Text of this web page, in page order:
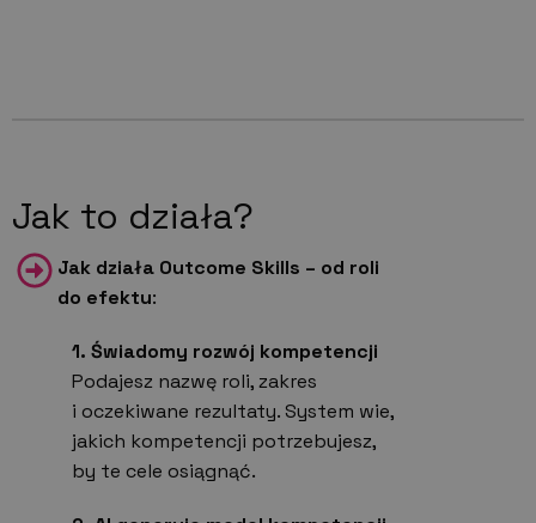
Jak to działa?
Jak działa Outcome Skills – od roli
do efektu:
1. Świadomy rozwój kompetencji
Podajesz nazwę roli, zakres
i oczekiwane rezultaty. System wie,
jakich kompetencji potrzebujesz,
by te cele osiągnąć.